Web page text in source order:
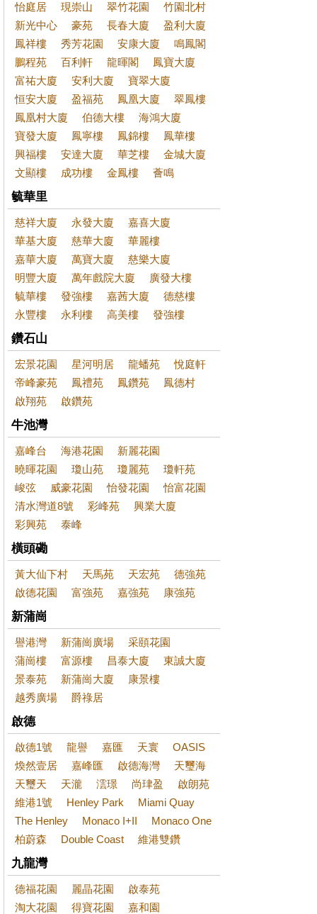
怡庭居
現崇山 翠竹花園
竹園北村
新光中心
豪苑 長春大廈
盈利大廈
鳳祥樓
秀芳花園 安康大廈
鳴鳳閣
鵬程苑
百利軒 龍暉閣
鳳寶大廈
富祐大廈
安利大廈
寶翠大廈
恒安大廈
盈福苑 鳳凰大廈
翠鳳樓
鳳凰村大廈
伯德大樓
海鴻大廈
寶發大廈
鳳寧樓 鳳錦樓
鳳華樓
興福樓
安達大廈 華芝樓
金城大廈
文顯樓
成功樓 金鳳樓 薈鳴
毓華里
慈祥大廈 永發大廈
嘉喜大廈
華基大廈
慈華大廈
華麗樓
嘉華大廈
萬寶大廈
慈樂大廈
明豐大廈
萬年戲院大廈
廣發大樓
毓華樓
發強樓 嘉茜大廈
德慈樓
永豐樓
永利樓 高美樓 發強樓
鑽石山
宏景花園 星河明居 龍蟠苑
悅庭軒
帝峰豪苑
鳳禮苑 鳳鑽苑
鳳德村
啟翔苑
啟鑽苑
牛池灣
嘉峰台 海港花園
新麗花園
曉暉花園
瓊山苑 瓊麗苑
瓊軒苑
峻弦
威豪花園 怡發花園
怡富花園
清水灣道8號
彩峰苑
興業大廈
彩興苑
泰峰
橫頭磡
黃大仙下村 天馬苑 天宏苑
德強苑
啟德花園
富強苑 嘉強苑 康強苑
新蒲崗
譽港灣 新蒲崗廣場
采頤花園
蒲崗樓
富源樓 昌泰大廈
東誠大廈
景泰苑
新蒲崗大廈
康景樓
越秀廣場
爵祿居
啟德
啟德1號 龍譽 嘉匯 天寰
OASIS
煥然壹居
嘉峰匯 啟德海灣
天璽海
天璽天
天瀧 澐璟 尚珒盈
啟朗苑
維港1號
Henley Park
Miami Quay
The Henley
Monaco I+II
Monaco One
柏蔚森
Double Coast 維港雙鑽
九龍灣
德福花園 麗晶花園
啟泰苑
淘大花園
得寶花園 嘉和園